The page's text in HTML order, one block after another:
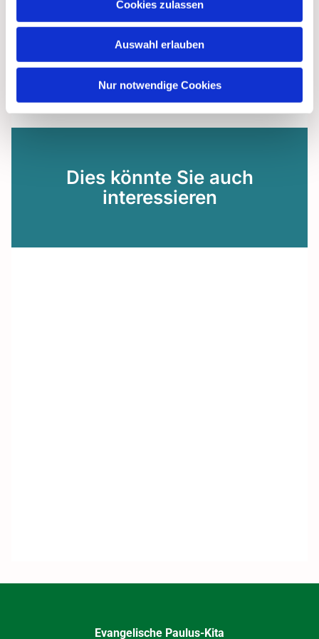
Cookies zulassen
Auswahl erlauben
Nur notwendige Cookies
Dies könnte Sie auch
interessieren
Evangelische Paulus-Kita